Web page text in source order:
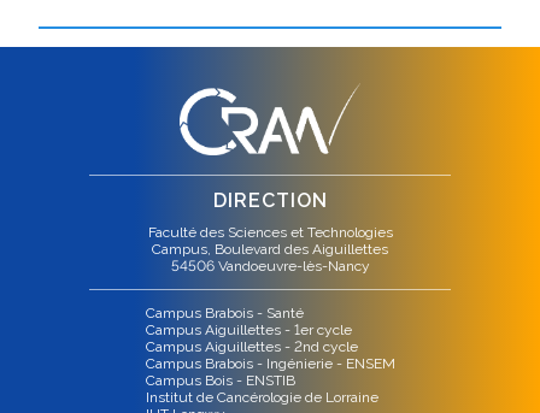
DIRECTION
Faculté des Sciences et Technologies
Campus, Boulevard des Aiguillettes
54506 Vandoeuvre-lès-Nancy
Campus Brabois - Santé
Campus Aiguillettes - 1er cycle
Campus Aiguillettes - 2nd cycle
Campus Brabois - Ingénierie - ENSEM
Campus Bois - ENSTIB
Institut de Cancérologie de Lorraine